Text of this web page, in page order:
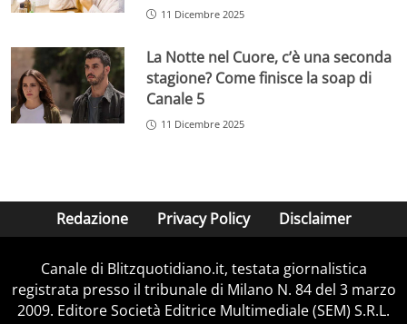
11 Dicembre 2025
La Notte nel Cuore, c’è una seconda
stagione? Come finisce la soap di
Canale 5
11 Dicembre 2025
Redazione Privacy Policy Disclaimer
Canale di Blitzquotidiano.it, testata giornalistica
registrata presso il tribunale di Milano N. 84 del 3 marzo
2009. Editore Società Editrice Multimediale (SEM) S.R.L.